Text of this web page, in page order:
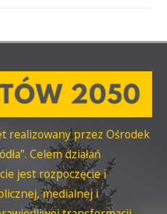
realizowany przez Ośrodek
Celem działań
jest rozpoczęcie i
medialnej i